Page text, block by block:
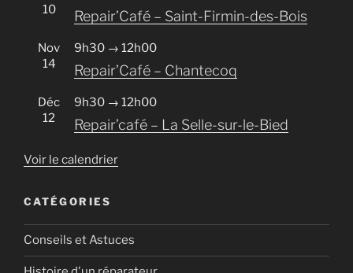
10
Repair’Café – Saint-Firmin-des-Bois
Nov
14
9h30 → 12h00
Repair’Café – Chantecoq
Déc
12
9h30 → 12h00
Repair’café – La Selle-sur-le-Bied
Voir le calendrier
CATÉGORIES
Conseils et Astuces